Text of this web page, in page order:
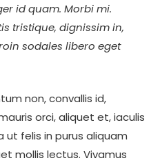
id quam. Morbi mi.
tristique, dignissim in,
sodales libero eget
non, convallis id,
orci, aliquet et, iaculis
ut felis in purus aliquam
mollis lectus. Vivamus